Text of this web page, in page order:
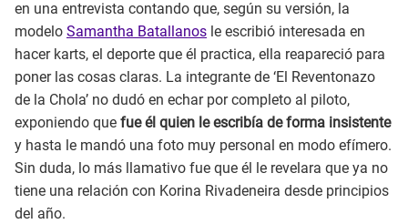
en una entrevista contando que, según su versión, la
modelo Samantha Batallanos le escribió interesada en
hacer karts, el deporte que él practica, ella reapareció para
poner las cosas claras. La integrante de ‘El Reventonazo
de la Chola’ no dudó en echar por completo al piloto,
exponiendo que fue él quien le escribía de forma insistente
y hasta le mandó una foto muy personal en modo efímero.
Sin duda, lo más llamativo fue que él le revelara que ya no
tiene una relación con Korina Rivadeneira desde principios
del año.